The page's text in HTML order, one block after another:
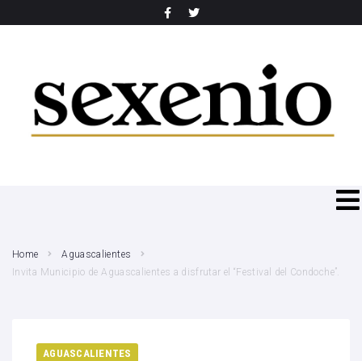
Home
Aguascalientes
Invita Municipio de Aguascalientes a disfrutar el “Festival del Condoche”.
AGUASCALIENTES
SEARCH THIS WEBSITE